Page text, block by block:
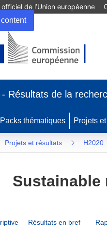
de l’Union européenne
Résultats de la
Packs thématiques Projets
Projets et résultats H2020
Sustainable
Résultats en bref